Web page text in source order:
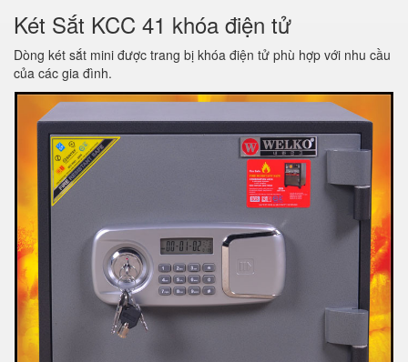
Két Sắt KCC 41 khóa điện tử
Dòng két sắt mini được trang bị khóa điện tử phù hợp với nhu cầu
của các gia đình.